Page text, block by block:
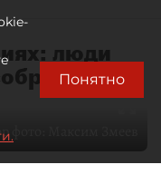
люди
фото:
Понятно